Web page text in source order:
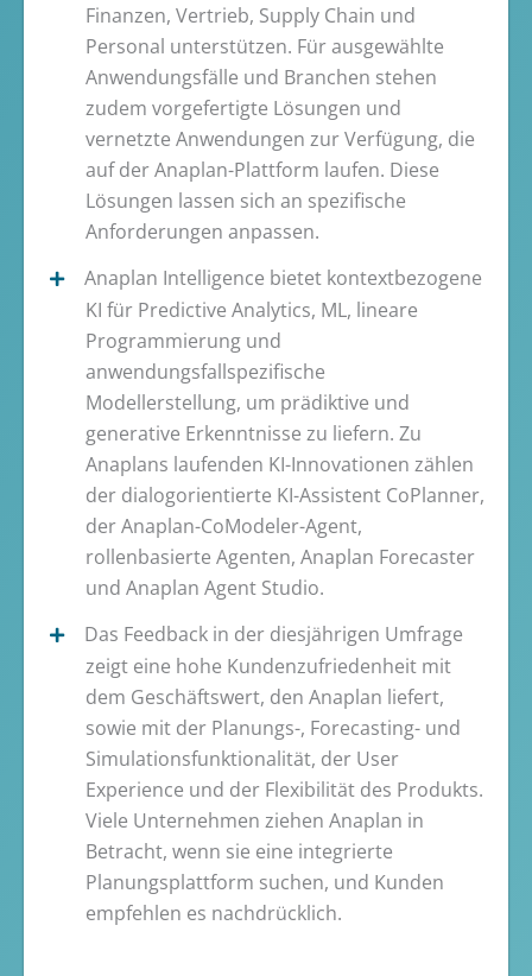
Finanzen, Vertrieb, Supply Chain und
Personal unterstützen. Für ausgewählte
Anwendungsfälle und Branchen stehen
zudem vorgefertigte Lösungen und
vernetzte Anwendungen zur Verfügung, die
auf der Anaplan-Plattform laufen. Diese
Lösungen lassen sich an spezifische
Anforderungen anpassen.
Anaplan Intelligence bietet kontextbezogene
KI für Predictive Analytics, ML, lineare
Programmierung und
anwendungsfallspezifische
Modellerstellung, um prädiktive und
generative Erkenntnisse zu liefern. Zu
Anaplans laufenden KI-Innovationen zählen
der dialogorientierte KI-Assistent CoPlanner,
der Anaplan-CoModeler-Agent,
rollenbasierte Agenten, Anaplan Forecaster
und Anaplan Agent Studio.
Das Feedback in der diesjährigen Umfrage
zeigt eine hohe Kundenzufriedenheit mit
dem Geschäftswert, den Anaplan liefert,
sowie mit der Planungs-, Forecasting- und
Simulationsfunktionalität, der User
Experience und der Flexibilität des Produkts.
Viele Unternehmen ziehen Anaplan in
Betracht, wenn sie eine integrierte
Planungsplattform suchen, und Kunden
empfehlen es nachdrücklich.